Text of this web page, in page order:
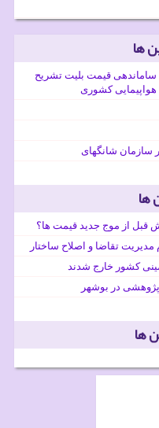
ها
قیمت بلیت تشریح
کشوری
سازمان شانگهای
ها
قبل از موج جدید قیمت ها؟
در بوشهر
ها